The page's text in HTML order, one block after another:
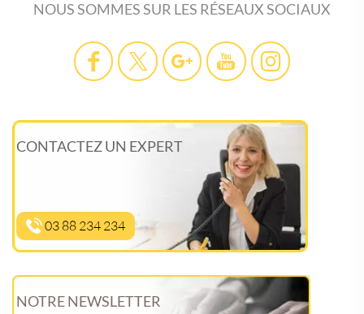
NOUS SOMMES SUR LES RÉSEAUX SOCIAUX
CONTACTEZ UN EXPERT
03 88 234 234
NOTRE NEWSLETTER